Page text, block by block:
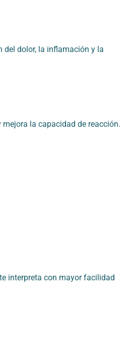
del dolor, la inflamación y la
la capacidad de reacción.
interpreta con mayor facilidad